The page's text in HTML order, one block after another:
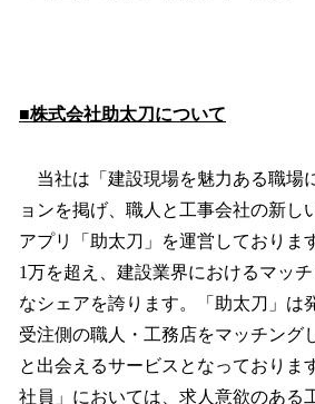
■株式会社助太刀について
当社は「建設現場を魅力ある職場
ョンを掲げ、職人と工事会社の新し
アプリ「助太刀」を運営しておりま
1万を超え、建設業界におけるマッ
なシェアを誇ります。「助太刀」は
受注側の職人・工務店をマッチング
と出会えるサービスとなっておりま
社員」においては、求人意欲のある